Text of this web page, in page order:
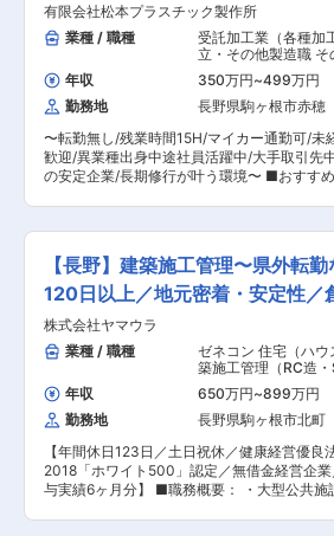
社の定める業務
度など働きやすい環境づくりに努めています -年
間休日123日(土日祝) -完全週休2日制 -年末年
始、夏季休暇、GWの長期休みあり ■手厚い研
修、育成体制 -入社後、業務内容の理解を深める
ため3か月程度の現場研修があります。 -現場
の設計、製造、部品仕分け等の業務を学び、
に活かしていただけます。 -半年〜1年をかけて
OJT形式で一人立ちを目指します。 -トークスク
リプトや提案資料等、積極的なノウハウ共有
名、課長1名、係長2名、メンバー5名（東京
の方は現在1名） 変更の範囲：会社の定め
の窓口業務 ・社内行事・各種手続き等の総務
全般 ◇人事業務 ・採用、入退社手続き、勤怠管
理、社会保険手続きの補助 ・従業員からの
わせ対応 ※まずは実務を通じて会社や現場の
を深めていただきます。 ■独り立ち後（3〜5年
目）に担う具体的な業務： ◇労働安全・衛生
の企画・改善提案の主担当 ・安全教育の企画
施 ・リスクアセスメントの推進 ◇施設管理
務業務の全体管理 ・中長期の修繕計画立案、
ト管理 ◇人事制度・運用の改善提案 ・評価
度・教育施策への関与 ◇部下・後輩の育成
部門全体を統括していただくことを期待して
す。 ■やりがい： ・従業員の安全・安心な職場
環境を守ることが、成果として実感できるま
・会社の「当たり前」を支える基盤業務を通じ
て、経営に近い立場で働けます。 ・決められ
務をこなすだけでなく、自ら考え、仕組みを
り、改善していける裁量の大きさ ・成長途上
業だからこそ、制度・ルールづくりに深く関
ます。 ・将来的に管理職として、人と組織の
に関われます。 ■配属先について： 20代1名／
30代1名／50代3名／60代2名 ■当社のこだわ
り： 当社では、おいしい商品を作るために
よい原材料を厳選するとともに、衛生管理に
般
時間
有限会社松本プラスチック製作所
業種 / 職種
受託加工業（各種加
立・その他製造職
年収
350万円~499万円
勤務地
長野県駒ヶ根市赤穂
〜転勤無し/残業時間15H/マイカー通勤可/未
歓迎/異業種出身中途社員活躍中/大手取引先
の安定企業/長期修行が叶う環境〜 ■おすすめポ
業種未経験から挑戦できる！ ・転勤無しで
リアプランや評価制度も整っているため腰を
て満足感高く働いていくことができます。 ■業務
内容： マリンレジャーや日用品などのプラ
ク部品の成型を行う当社にて、製造オペレー
のポジションをお任せします。 専用の機械（
成形機）をして各種プラスチック製品を製造
いただきます。 ■業務詳細： 専用機械（射出成
形機）を使用して、各種プラスチック製品を
していただきます。 ■具体的な業務内容： ・ク
レーンを使用して金型の交換取り付け作業 ・
機への各種供給材料の補給作業（台車を使用
日数回程度２５ｋｇの運搬があります） ・定
理作業として成形条件チェック及び成形品の
チェック作業 ・作業中カッター・ニッパーを
てのバリ取り、ゲートカットなど ■組織構成：
【長野】建築施工管理〜県外転
120日以上／地元密着・安定性／
株式会社ヤマウラ
業種 / 職種
ゼネコン 住宅（ハウ
築施工管理（RC造
築施工管理（木造）
年収 650万円~899万円
勤務地
長野県駒ヶ根市北町
【年間休日123日／土日祝休／健康経営優良
2018「ホワイト500」認定／無借金経営企
与実績6ヶ月分】 ■職務概要： ・大型公共施設、